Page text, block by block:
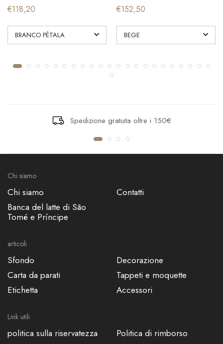
€118,20 €152,50
Spedizione gratuita oltre i 150€
Chi siamo
Chi siamo
Banca del latte di São
Tomé e Príncipe
Contatti
articoli
Sfondo
Carta da parati
Etichetta
Decorazione
Tappeti e moquette
Accessori
Link utili
politica sulla riservatezza
Politica di rimborso